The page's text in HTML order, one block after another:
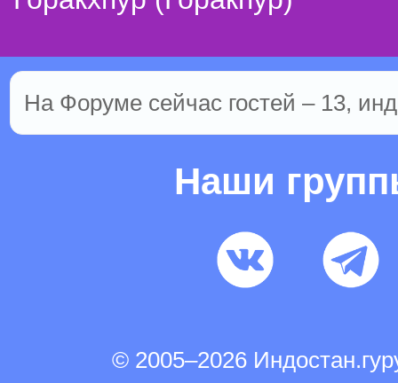
На Форуме сейчас гостей – 13,
Наши
© 2005–2026